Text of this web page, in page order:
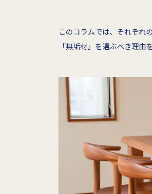
このコラムでは、それぞれ
「無垢材」を選ぶべき理由